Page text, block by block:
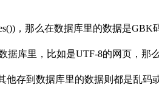
，那么在数据库里的数据是
数据库里，比如是UTF-8的网页，
其他存到数据库里的数据则都是乱